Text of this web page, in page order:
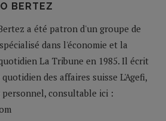
BERTEZ
a été patron d'un groupe de
dans l'économie et la
La Tribune en 1985. Il écrit
des affaires suisse L'Agefi,
consultable ici :